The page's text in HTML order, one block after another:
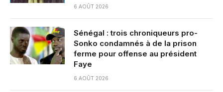
6 AOÛT 2026
Sénégal : trois chroniqueurs pro-
Sonko condamnés à de la prison
ferme pour offense au président
Faye
6 AOÛT 2026